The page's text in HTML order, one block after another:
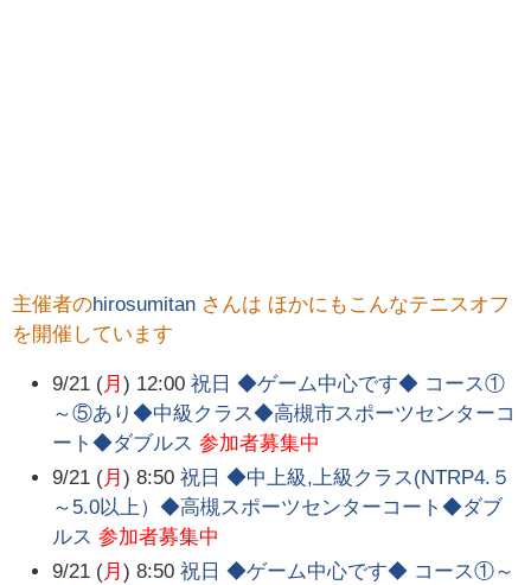
主催者のhirosumitan さんは ほかにもこんなテニスオフ
を開催しています
9/21 (月) 12:00 祝日 ◆ゲーム中心です◆ コース①
～⑤あり◆中級クラス◆高槻市スポーツセンターコ
ート◆ダブルス 参加者募集中
9/21 (月) 8:50 祝日 ◆中上級,上級クラス(NTRP4.５
～5.0以上）◆高槻スポーツセンターコート◆ダブ
ルス 参加者募集中
9/21 (月) 8:50 祝日 ◆ゲーム中心です◆ コース①～